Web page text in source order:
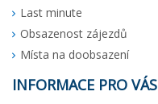
Last minute
Obsazenost zájezdů
Místa na doobsazení
INFORMACE PRO VÁS